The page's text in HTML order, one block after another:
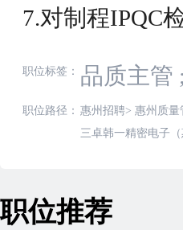
7.对制程IPQC
职位标签： 品质主管 ;
职位路径： 惠州招聘> 惠州质量
三卓韩一精密电子
职位推荐